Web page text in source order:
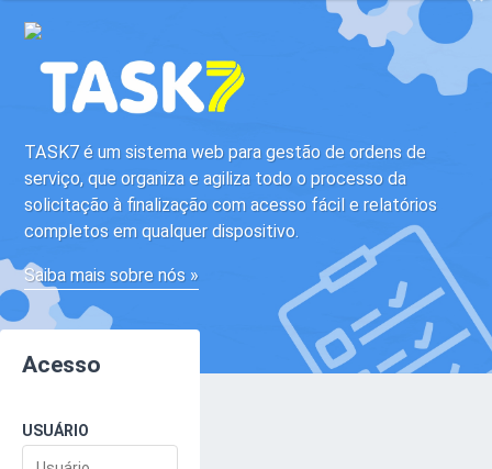
TASK7 é um sistema web para gestão de ordens de
serviço, que organiza e agiliza todo o processo da
solicitação à finalização com acesso fácil e relatórios
completos em qualquer dispositivo.
Saiba mais sobre nós »
Acesso
USUÁRIO